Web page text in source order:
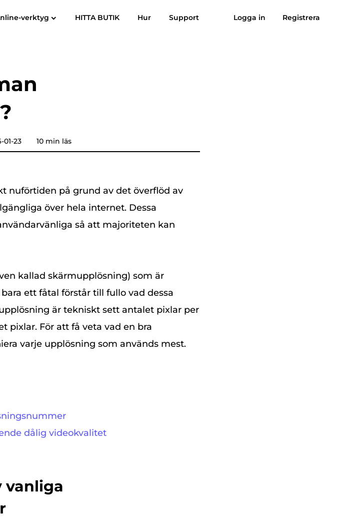
Converter
Converter
verktyg HITTA BUTIK Hur Support Logga in Registrera
Användarhandbok Vanliga frågor Omdömen Gratis nedladdning Köp nu
23 10 min läs
nuförtiden på grund av det överflöd av
över hela internet. Dessa
så att majoriteten kan
kallad skärmupplösning) som är
ett fåtal förstår till fullo vad dessa
är tekniskt sett antalet pixlar per
pixlar. För att få veta vad en bra
varje upplösning som används mest.
dålig videokvalitet
vanliga